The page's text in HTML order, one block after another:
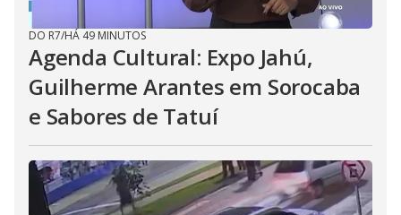
DO R7/HÁ 49 MINUTOS
Agenda Cultural: Expo Jahú,
Guilherme Arantes em Sorocaba
e Sabores de Tatuí